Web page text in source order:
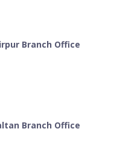
Branch Office
Branch Office